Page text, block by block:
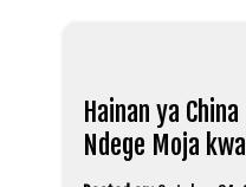
Hainan ya
Ndege Moja